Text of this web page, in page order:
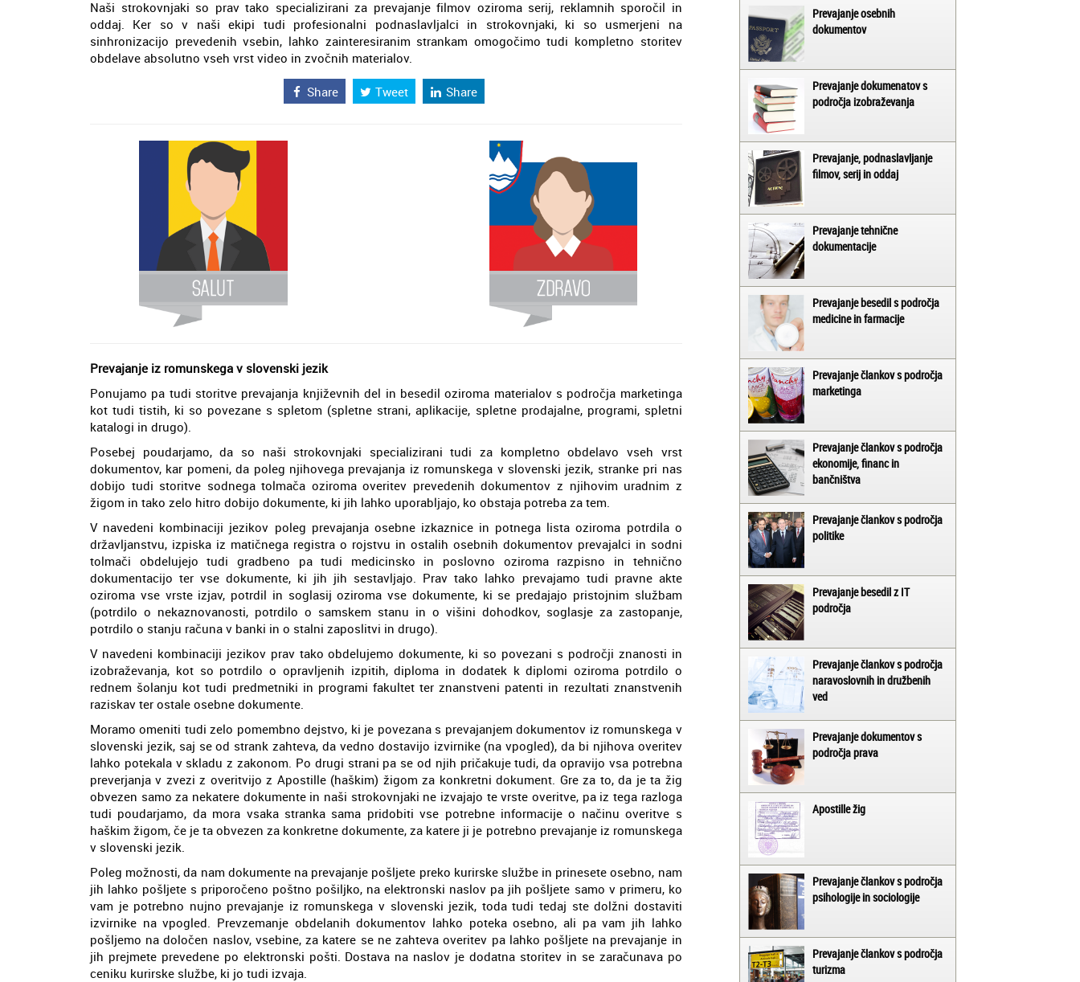
Naši strokovnjaki so prav tako specializirani za prevajanje filmov oziroma serij, reklamnih sporočil in
oddaj. Ker so v naši ekipi tudi profesionalni podnaslavljalci in strokovnjaki, ki so usmerjeni na
sinhronizacijo prevedenih vsebin, lahko zainteresiranim strankam omogočimo tudi kompletno storitev
obdelave absolutno vseh vrst video in zvočnih materialov.
Share Tweet Share
Prevajanje iz romunskega v slovenski jezik
Ponujamo pa tudi storitve prevajanja književnih del in besedil oziroma materialov s področja marketinga
kot tudi tistih, ki so povezane s spletom (spletne strani, aplikacije, spletne prodajalne, programi, spletni
katalogi in drugo).
Posebej poudarjamo, da so naši strokovnjaki specializirani tudi za kompletno obdelavo vseh vrst
dokumentov, kar pomeni, da poleg njihovega prevajanja iz romunskega v slovenski jezik, stranke pri nas
dobijo tudi storitve sodnega tolmača oziroma overitev prevedenih dokumentov z njihovim uradnim z
žigom in tako zelo hitro dobijo dokumente, ki jih lahko uporabljajo, ko obstaja potreba za tem.
V navedeni kombinaciji jezikov poleg prevajanja osebne izkaznice in potnega lista oziroma potrdila o
državljanstvu, izpiska iz matičnega registra o rojstvu in ostalih osebnih dokumentov prevajalci in sodni
tolmači obdelujejo tudi gradbeno pa tudi medicinsko in poslovno oziroma razpisno in tehnično
dokumentacijo ter vse dokumente, ki jih jih sestavljajo. Prav tako lahko prevajamo tudi pravne akte
oziroma vse vrste izjav, potrdil in soglasij oziroma vse dokumente, ki se predajajo pristojnim službam
(potrdilo o nekaznovanosti, potrdilo o samskem stanu in o višini dohodkov, soglasje za zastopanje,
potrdilo o stanju računa v banki in o stalni zaposlitvi in drugo).
V navedeni kombinaciji jezikov prav tako obdelujemo dokumente, ki so povezani s področji znanosti in
izobraževanja, kot so potrdilo o opravljenih izpitih, diploma in dodatek k diplomi oziroma potrdilo o
rednem šolanju kot tudi predmetniki in programi fakultet ter znanstveni patenti in rezultati znanstvenih
raziskav ter ostale osebne dokumente.
Moramo omeniti tudi zelo pomembno dejstvo, ki je povezana s prevajanjem dokumentov iz romunskega v
slovenski jezik, saj se od strank zahteva, da vedno dostavijo izvirnike (na vpogled), da bi njihova overitev
lahko potekala v skladu z zakonom. Po drugi strani pa se od njih pričakuje tudi, da opravijo vsa potrebna
preverjanja v zvezi z overitvijo z Apostille (haškim) žigom za konkretni dokument. Gre za to, da je ta žig
obvezen samo za nekatere dokumente in naši strokovnjaki ne izvajajo te vrste overitve, pa iz tega razloga
tudi poudarjamo, da mora vsaka stranka sama pridobiti vse potrebne informacije o načinu overitve s
haškim žigom, če je ta obvezen za konkretne dokumente, za katere ji je potrebno prevajanje iz romunskega
v slovenski jezik.
Poleg možnosti, da nam dokumente na prevajanje pošljete preko kurirske službe in prinesete osebno, nam
jih lahko pošljete s priporočeno poštno pošiljko, na elektronski naslov pa jih pošljete samo v primeru, ko
vam je potrebno nujno prevajanje iz romunskega v slovenski jezik, toda tudi tedaj ste dolžni dostaviti
izvirnike na vpogled. Prevzemanje obdelanih dokumentov lahko poteka osebno, ali pa vam jih lahko
pošljemo na določen naslov, vsebine, za katere se ne zahteva overitev pa lahko pošljete na prevajanje in
jih prejmete prevedene po elektronski pošti. Dostava na naslov je dodatna storitev in se zaračunava po
ceniku kurirske službe, ki jo tudi izvaja.
Prevajanje osebnih
dokumentov
Prevajanje dokumenatov s
področja izobraževanja
Prevajanje, podnaslavljanje
filmov, serij in oddaj
Prevajanje tehnične
dokumentacije
Prevajanje besedil s področja
medicine in farmacije
Prevajanje člankov s področja
marketinga
Prevajanje člankov s področja
ekonomije, financ in
bančništva
Prevajanje člankov s področja
politike
Prevajanje besedil z IT
področja
Prevajanje člankov s področja
naravoslovnih in družbenih
ved
Prevajanje dokumentov s
področja prava
Apostille žig
Prevajanje člankov s področja
psihologije in sociologije
Prevajanje člankov s področja
turizma